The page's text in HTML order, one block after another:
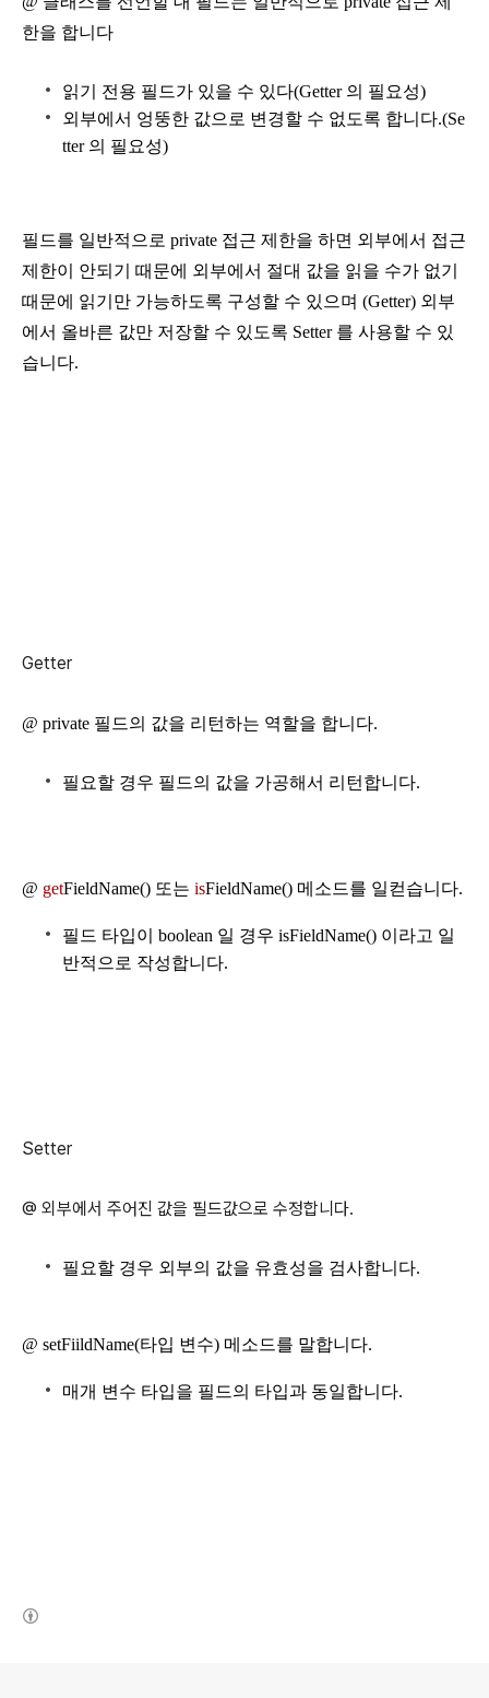
한을 합니다
읽기 전용 필드가 있을 수 있다(Getter 의 필요성)
외부에서 엉뚱한 값으로 변경할 수 없도록 합니다.(Se
tter 의 필요성)
필드를 일반적으로 private 접근 제한을 하면 외부에서 접근
제한이 안되기 때문에 외부에서 절대 값을 읽을 수가 없기
때문에 읽기만 가능하도록 구성할 수 있으며 (Getter) 외부
에서 올바른 값만 저장할 수 있도록 Setter 를 사용할 수 있
습니다.
Getter
@ private 필드의 값을 리턴하는 역할을 합니다.
필요할 경우 필드의 값을 가공해서 리턴합니다.
@ getFieldName() 또는 isFieldName() 메소드를 일컫습니다.
필드 타입이 boolean 일 경우 isFieldName() 이라고 일
반적으로 작성합니다.
Setter
@ 외부에서 주어진 값을 필드값으로 수정합니다.
필요할 경우 외부의 값을 유효성을 검사합니다.
@ setFiildName(타입 변수) 메소드를 말합니다.
매개 변수 타입을 필드의 타입과 동일합니다.